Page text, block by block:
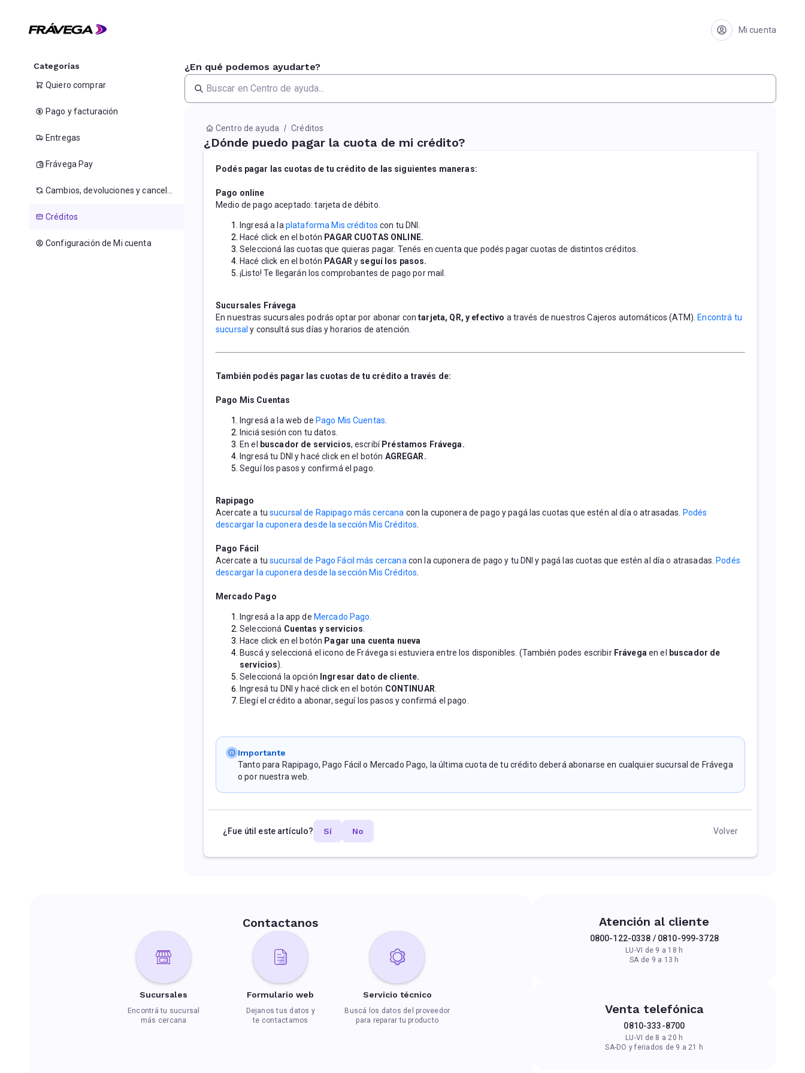
Mi cuenta
Categorías
Quiero comprar
Pago y facturación
Entregas
Frávega Pay
Créditos
Configuración de Mi cuenta
¿En qué podemos ayudarte?
Centro de ayuda Créditos
¿Dónde puedo pagar la cuota de mi crédito?
Podés pagar las cuotas de tu crédito de las siguientes maneras:
Pago online
Medio de pago aceptado: tarjeta de débito.
Ingresá a la plataforma Mis créditos con tu DNI.
Hacé click en el botón PAGAR CUOTAS ONLINE.
Seleccioná las cuotas que quieras pagar. Tenés en cuenta que podés pagar cuotas de distintos créditos.
Hacé click en el botón PAGAR y seguí los pasos.
¡Listo! Te llegarán los comprobantes de pago por mail.
Sucursales Frávega
En nuestras sucursales podrás optar por abonar con tarjeta, QR, y efectivo a través de nuestros Cajeros automáticos (ATM) Encontrá tu
sucursal y consultá sus días y horarios de atención.
También podés pagar las cuotas de tu crédito a través de:
Pago Mis Cuentas
Ingresá a la web de Pago Mis Cuentas
Iniciá sesión con tu datos.
En el
buscador de servicios, escribí Préstamos Frávega.
Ingresá tu DNI y hacé click en el botón AGREGAR.
Seguí los pasos y confirmá el pago.
Rapipago
Acercate a tu sucursal de Rapipago más cercana con la cuponera de pago y pagá las cuotas que estén al día o atrasadas.
Podés
descargar la cuponera desde la sección Mis Créditos
Pago Fácil
Acercate a tu sucursal de Pago Fácil más cercana con la cuponera de pago y tu DNI y pagá las cuotas que estén al día o atrasadas. Podés
descargar la cuponera desde la sección Mis Créditos
Mercado Pago
Ingresá a la app de Mercado Pago.
Seleccioná Cuentas y servicios
Hace click en el botón Pagar una cuenta nueva
Buscá y seleccioná el icono de Frávega si estuviera entre los disponibles. (También podes escribir Frávega en el
buscador de
servicios).
Seleccioná la opción Ingresar dato de cliente.
Ingresá tu DNI y hacé click en el botón CONTINUAR
Elegí el crédito a abonar, seguí los pasos y confirmá el pago.
Importante
Tanto para Rapipago, Pago Fácil o Mercado Pago, la última cuota de tu crédito deberá abonarse en cualquier sucursal de Frávega
o por nuestra web.
¿Fue útil este artículo? Sí No Volver
Contactanos
Sucursales
Encontrá tu sucursal
más cercana
Formulario web
Dejanos tus datos y
te contactamos
Servicio técnico
Buscá los datos del proveedor
para reparar tu producto
Atención al cliente
0800-122-0338 / 0810-999-3728
LU-VI de 9 a 18 h
SA de 9 a 13 h
Venta telefónica
0810-333-8700
LU-VI de 8 a 20 h
SA-DO y feriados de 9 a 21 h